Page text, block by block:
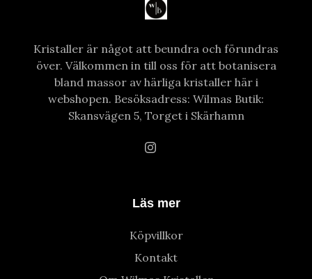
Kristaller är något att beundra och förundras
över. Välkommen in till oss för att botanisera
bland massor av härliga kristaller här i
webshopen. Besöksadress: Wilmas Butik:
Skansvägen 5, Torget i Skärhamn
Läs mer
Köpvillkor
Kontakt